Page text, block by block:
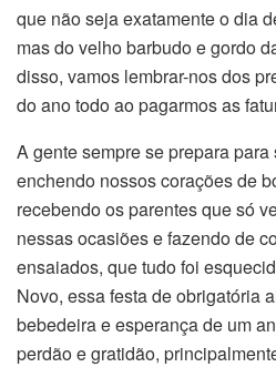
que não seja exatamente o dia
mas do velho barbudo e gordo
disso, vamos lembrar-nos dos
do ano todo ao pagarmos as
A gente sempre se prepara
enchendo nossos corações de
recebendo os parentes que só
nessas ocasiões e fazendo de
ensaiados, que tudo foi
Novo, essa festa de obrigatória
bebedeira e esperança de um
perdão e gratidão,